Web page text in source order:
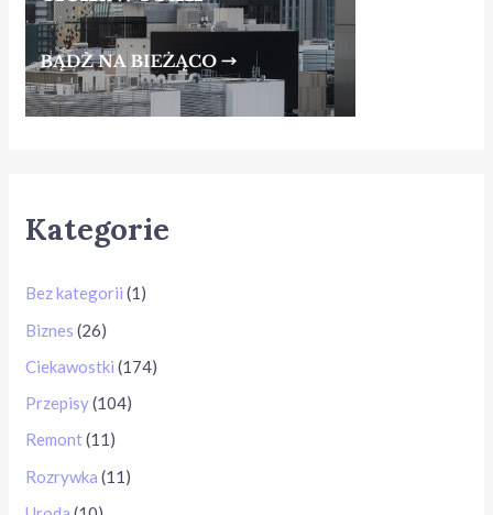
Kategorie
Bez kategorii (1)
Biznes (26)
Ciekawostki (174)
Przepisy(104)
Remont (11)
Rozrywka (11)